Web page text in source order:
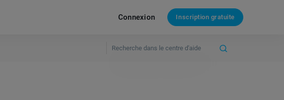
Connexion Inscription gratuite